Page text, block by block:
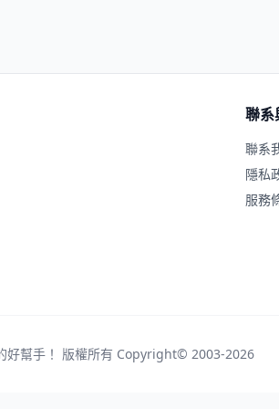
聯系
聯系
隱私
服務
好幫手！ 版權所有 Copyright© 2003-2026